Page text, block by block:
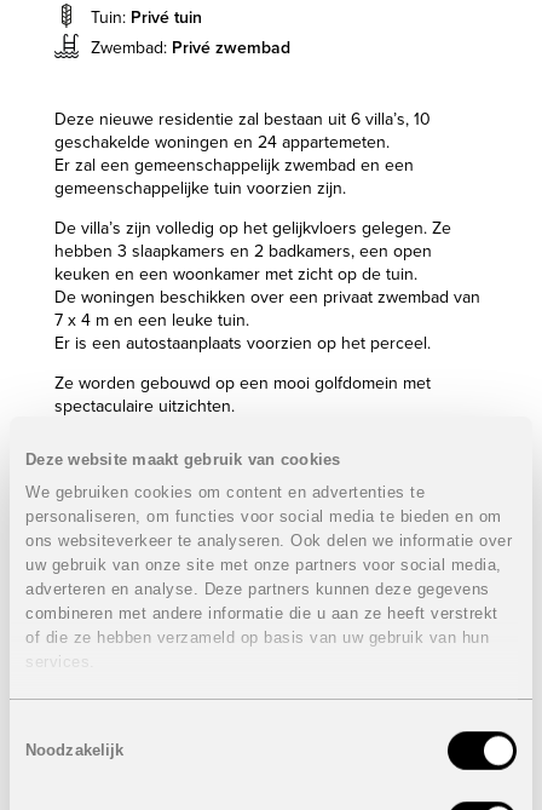
Deze website maakt gebruik van cookies
We gebruiken cookies om content en advertenties te
personaliseren, om functies voor social media te bieden en om
ons websiteverkeer te analyseren. Ook delen we informatie over
uw gebruik van onze site met onze partners voor social media,
adverteren en analyse. Deze partners kunnen deze gegevens
combineren met andere informatie die u aan ze heeft verstrekt
of die ze hebben verzameld op basis van uw gebruik van hun
services.
Noodzakelijk
Tuin: Privé tuin
Zwembad: Privé zwembad
Deze nieuwe residentie zal bestaan uit 6 villa’s, 10
geschakelde woningen en 24 appartemeten.
Er zal een gemeenschappelijk zwembad en een
gemeenschappelijke tuin voorzien zijn.
De villa’s zijn volledig op het gelijkvloers gelegen. Ze
hebben 3 slaapkamers en 2 badkamers, een open
keuken en een woonkamer met zicht op de tuin.
De woningen beschikken over een privaat zwembad van
7 x 4 m en een leuke tuin.
Er is een autostaanplaats voorzien op het perceel.
Ze worden gebouwd op een mooi golfdomein met
spectaculaire uitzichten.
sterrenhotel met Spa, een clubhuis, een golfschool,
verschillende tennis- en padel banen, een voetbalveld,
een winkelcentrum …
Het resort is gelegen op 45 minuten met de wagen van
de luchthaven van Alicante.
Eigenschappen laatste 2 villa’s: VERKOCHT
3 Slaapkamers
2 Badkamers
Autostaanplaats
Privaat zwembad 7 x 4 m